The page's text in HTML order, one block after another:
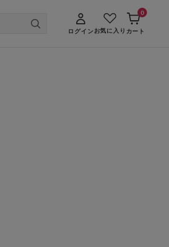
ログインお気に入り カート
0